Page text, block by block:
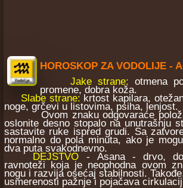
HOROSKOP ZA VODOLIJE -
Jake strane: otmena
promene, dobra koža.
Slabe strane: krtost kapilara,
noge, grčevi u listovima, psiha, lenjost.
Ovom znaku odgovaraće
oslonite desno stopalo na unutrašnju
sastavite ruke ispred grudi. Sa
normalno do pola minuta, ako je
dva puta svakodnevno.
DEJSTVO - Asana - drvo,
ravnoteži koja je neophodna ovom
nogu i razvija osećaj stabilnosti.
usmerenosti pažnje i pojačava